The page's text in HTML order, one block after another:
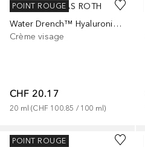
PETER THOMAS ROTH
Water Drench™ Hyaluronic Cloud Cream Hydrating Moisturizer
Crème visage
CHF 20.17
20 ml (CHF 100.85 / 100 ml)
POINT ROUGE
BIOSSANCE
POINT ROUGE